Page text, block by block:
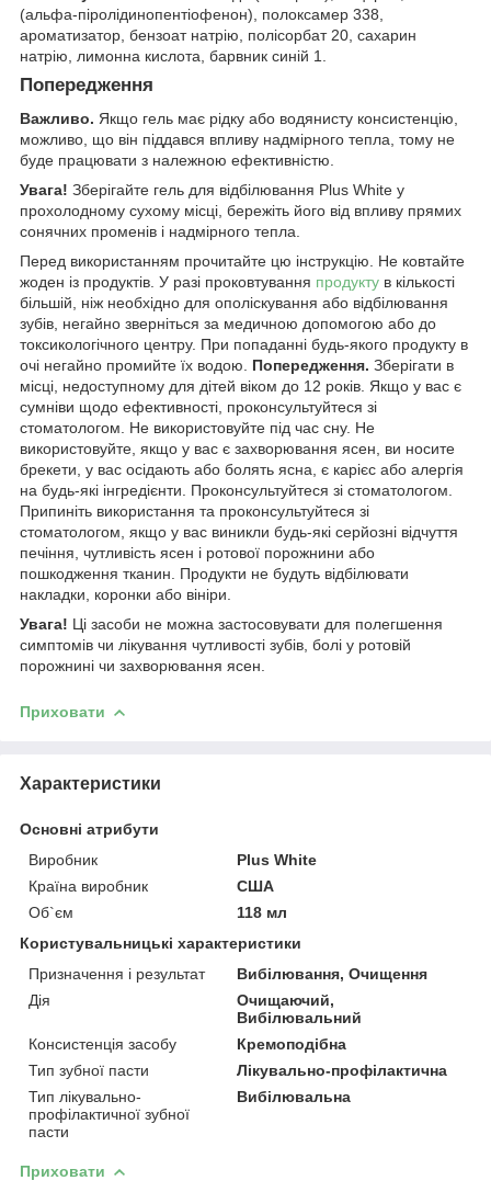
(альфа-піролідинопентіофенон), полоксамер 338,
ароматизатор, бензоат натрію, полісорбат 20, сахарин
натрію, лимонна кислота, барвник синій 1.
Попередження
Важливо. Якщо гель має рідку або водянисту консистенцію,
можливо, що він піддався впливу надмірного тепла, тому не
буде працювати з належною ефективністю.
Увага! Зберігайте гель для відбілювання Plus White у
прохолодному сухому місці, бережіть його від впливу прямих
сонячних променів і надмірного тепла.
Перед використанням прочитайте цю інструкцію. Не ковтайте
жоден із продуктів. У разі проковтування продукту в кількості
більшій, ніж необхідно для ополіскування або відбілювання
зубів, негайно зверніться за медичною допомогою або до
токсикологічного центру. При попаданні будь-якого продукту в
очі негайно промийте їх водою.
Попередження. Зберігати в
місці, недоступному для дітей віком до 12 років. Якщо у вас є
сумніви щодо ефективності, проконсультуйтеся зі
стоматологом. Не використовуйте під час сну. Не
використовуйте, якщо у вас є захворювання ясен, ви носите
брекети, у вас осідають або болять ясна, є карієс або алергія
на будь-які інгредієнти. Проконсультуйтеся зі стоматологом.
Припиніть використання та проконсультуйтеся зі
стоматологом, якщо у вас виникли будь-які серйозні відчуття
печіння, чутливість ясен і ротової порожнини або
пошкодження тканин. Продукти не будуть відбілювати
накладки, коронки або вініри.
Увага! Ці засоби не можна застосовувати для полегшення
симптомів чи лікування чутливості зубів, болі у ротовій
порожнині чи захворювання ясен.
Приховати
Характеристики
Основні атрибути
Виробник
Plus White
Країна виробник
США
Об`єм
118 мл
Користувальницькі характеристики
Призначення і результат
Вибілювання, Очищення
Дія
Очищаючий,
Вибілювальний
Консистенція засобу
Кремоподібна
Тип зубної пасти
Лікувально-профілактична
Тип лікувально-
профілактичної зубної
пасти
Вибілювальна
Приховати